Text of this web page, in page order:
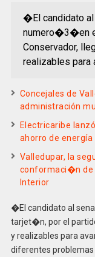
�El candidato
numero�3�en
Conservador,
realizables para
Concejales de
administración
Electricaribe
ahorro de energía
Valledupar, la
conformaci�n de
Interior
�El candidato al
tarjet�n, por el
y realizables para
diferentes problemas